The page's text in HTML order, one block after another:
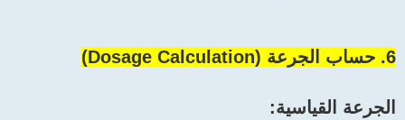
6. حساب الجرعة (Dosage Calculation)
الجرعة القياسية: